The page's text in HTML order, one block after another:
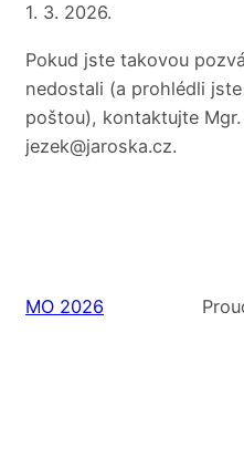
1. 3. 2026.
Pokud jste takovou
nedostali (a prohlédli
poštou), kontaktujte
jezek@jaroska.cz.
MO 2026